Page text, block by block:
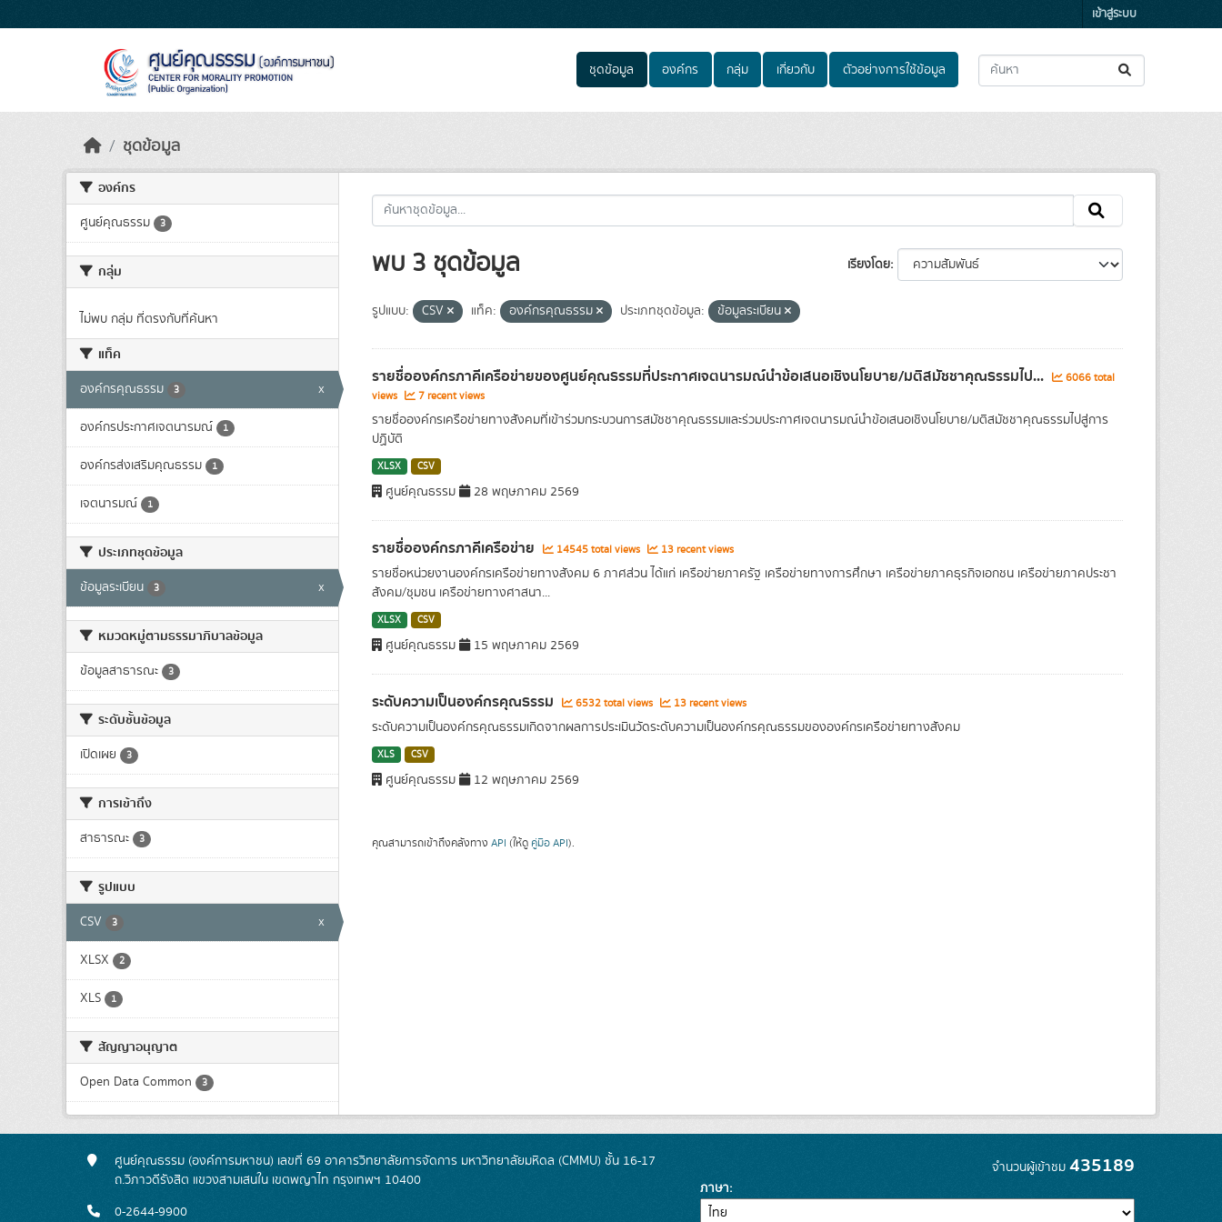
เข้าสู่ระบบ
ชุดข้อมูล องค์กร กลุ่ม เกี่ยวกับ ตัวอย่างการใช้ข้อมูล
ชุดข้อมูล
องค์กร
ศูนย์คุณธรรม 3
กลุ่ม
ไม่พบ กลุ่ม ที่ตรงกับที่ค้นหา
แท็ค
องค์กรคุณธรรม 3 x
องค์กรประกาศเจตนารมณ์ 1
องค์กรส่งเสริมคุณธรรม 1
เจตนารมณ์ 1
ประเภทชุดข้อมูล
ข้อมูลระเบียน 3 x
หมวดหมู่ตามธรรมาภิบาลข้อมูล
ข้อมูลสาธารณะ 3
ระดับชั้นข้อมูล
เปิดเผย 3
การเข้าถึง
สาธารณะ 3
รูปแบบ
CSV 3 x
XLSX 2
XLS 1
สัญญาอนุญาต
Open Data Common 3
เรียงโดย
พบ 3 ชุดข้อมูล
รูปแบบ: CSV แท็ค: องค์กรคุณธรรม ประเภทชุดข้อมูล: ข้อมูลระเบียน
รายชื่อองค์กรภาคีเครือข่ายของศูนย์คุณธรรมที่ประกาศเจตนารมณ์นำข้อเสนอเชิงนโยบาย/มติสมัชชาคุณธรรมไป...
6066 total
views
7 recent views
รายชื่อองค์กรเครือข่ายทางสังคมที่เข้าร่วมกระบวนการสมัชชาคุณธรรมและร่วมประกาศเจตนารมณ์นำข้อเสนอเชิงนโยบาย/มติสมัชชาคุณธรรมไปสู่การ
ปฏิบัติ
XLSX CSV
ศูนย์คุณธรรม 28 พฤษภาคม 2569
รายชื่อองค์กรภาคีเครือข่าย 14545 total views 13 recent views
รายชื่อหน่วยงานองค์กรเครือข่ายทางสังคม 6 ภาศส่วน ได้แก่ เครือข่ายภาครัฐ เครือข่ายทางการศึกษา เครือข่ายภาคธุรกิจเอกชน เครือข่ายภาคประชา
สังคม/ชุมชน เครือข่ายทางศาสนา...
XLSX CSV
ศูนย์คุณธรรม 15 พฤษภาคม 2569
ระดับความเป็นองค์กรคุณธรรม 6532 total views 13 recent views
ระดับความเป็นองค์กรคุณธรรมเกิดจากผลการประเมินวัดระดับความเป็นองค์กรคุณธรรมขององค์กรเครือข่ายทางสังคม
XLS CSV
ศูนย์คุณธรรม 12 พฤษภาคม 2569
คุณสามารถเข้าถึงคลังทาง API (ให้ดู คู่มือ API).
ศูนย์คุณธรรม (องค์การมหาชน) เลขที่ 69 อาคารวิทยาลัยการจัดการ มหาวิทยาลัยมหิดล (CMMU) ชั้น 16-17
ถ.วิภาวดีรังสิต แขวงสามเสนใน เขตพญาไท กรุงเทพฯ 10400
0-2644-9900
จำนวนผู้เข้าชม 435189
ภาษา